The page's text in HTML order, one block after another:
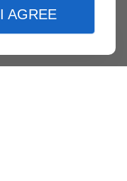
I AGREE